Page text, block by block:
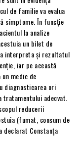
de familie va evalua
simptome. În funcție
la analize
un bilet de
interpreta și rezultatul
iar pe această
medic de
diagnosticarea ori
adecvat.
reducerii
(fumat, consum de
declarat Constanța